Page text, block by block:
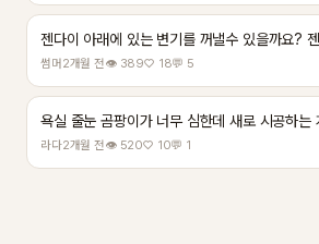
젠다이 아래에 있는 변기를 꺼낼수 있을까요?
썸머2개월 전👁 389♡ 18💬 5
욕실 줄눈 곰팡이가 너무 심한데 새로 시공하는
라다2개월 전👁 520♡ 10💬 1